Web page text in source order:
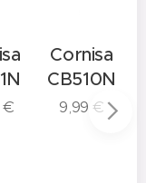
€
Cornisa
CB510N
9,99 €